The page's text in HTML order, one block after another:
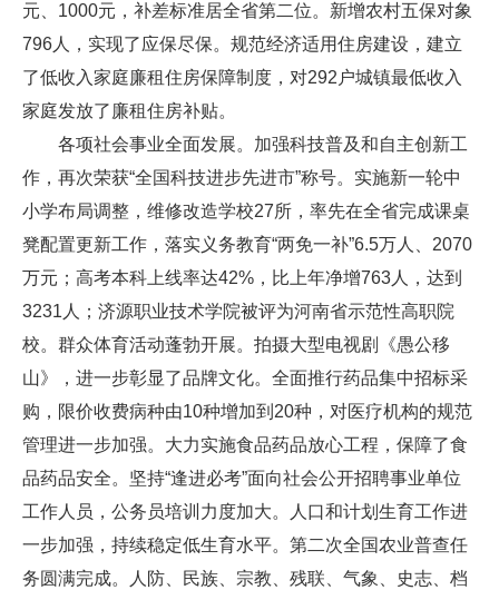
元、1000元，补差标准居全省第二位。新增农村五保对象
796人，实现了应保尽保。规范经济适用住房建设，建立
了低收入家庭廉租住房保障制度，对292户城镇最低收入
家庭发放了廉租住房补贴。
各项社会事业全面发展。加强科技普及和自主创新工
作，再次荣获“全国科技进步先进市”称号。实施新一轮中
小学布局调整，维修改造学校27所，率先在全省完成课桌
凳配置更新工作，落实义务教育“两免一补”6.5万人、2070
万元；高考本科上线率达42%，比上年净增763人，达到
3231人；济源职业技术学院被评为河南省示范性高职院
校。群众体育活动蓬勃开展。拍摄大型电视剧《愚公移
山》，进一步彰显了品牌文化。全面推行药品集中招标采
购，限价收费病种由10种增加到20种，对医疗机构的规范
管理进一步加强。大力实施食品药品放心工程，保障了食
品药品安全。坚持“逢进必考”面向社会公开招聘事业单位
工作人员，公务员培训力度加大。人口和计划生育工作进
一步加强，持续稳定低生育水平。第二次全国农业普查任
务圆满完成。人防、民族、宗教、残联、气象、史志、档